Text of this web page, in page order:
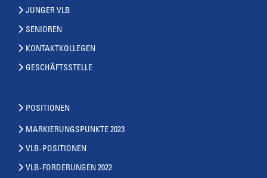
JUNGER VLB
SENIOREN
KONTAKTKOLLEGEN
GESCHÄFTSSTELLE
POSITIONEN
MARKIERUNGSPUNKTE 2023
VLB-POSITIONEN
VLB-FORDERUNGEN 2022